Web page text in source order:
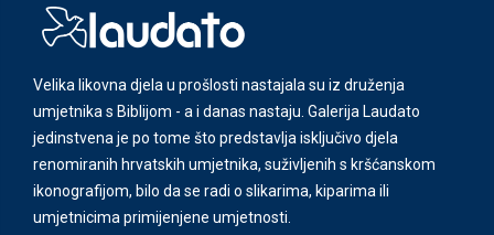
Velika likovna djela u prošlosti nastajala su iz druženja
umjetnika s Biblijom - a i danas nastaju. Galerija Laudato
jedinstvena je po tome što predstavlja isključivo djela
renomiranih hrvatskih umjetnika, suživljenih s kršćanskom
ikonografijom, bilo da se radi o slikarima, kiparima ili
umjetnicima primijenjene umjetnosti.